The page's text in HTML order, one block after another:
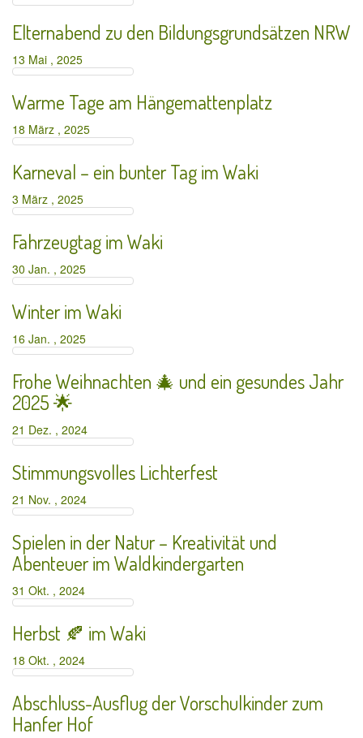
Elternabend zu den Bildungsgrundsätzen NRW
13 Mai , 2025
Warme Tage am Hängemattenplatz
18 März , 2025
Karneval – ein bunter Tag im Waki
3 März , 2025
Fahrzeugtag im Waki
30 Jan. , 2025
Winter im Waki
16 Jan. , 2025
Frohe Weihnachten 🎄 und ein gesundes Jahr
2025 🌟
21 Dez. , 2024
Stimmungsvolles Lichterfest
21 Nov. , 2024
Spielen in der Natur – Kreativität und
Abenteuer im Waldkindergarten
31 Okt. , 2024
Herbst 🍂 im Waki
18 Okt. , 2024
Abschluss-Ausflug der Vorschulkinder zum
Hanfer Hof